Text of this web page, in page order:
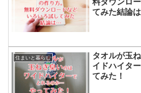
料ダウンロ
てみた結論
住まいと暮らし
タオルが玉
イドハイタ
てみた！